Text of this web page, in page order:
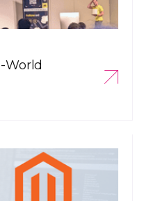
World